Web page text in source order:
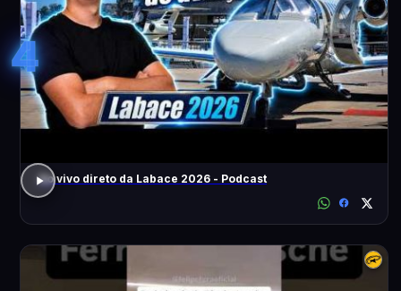
4
Ao vivo direto da Labace 2026 - Podcast